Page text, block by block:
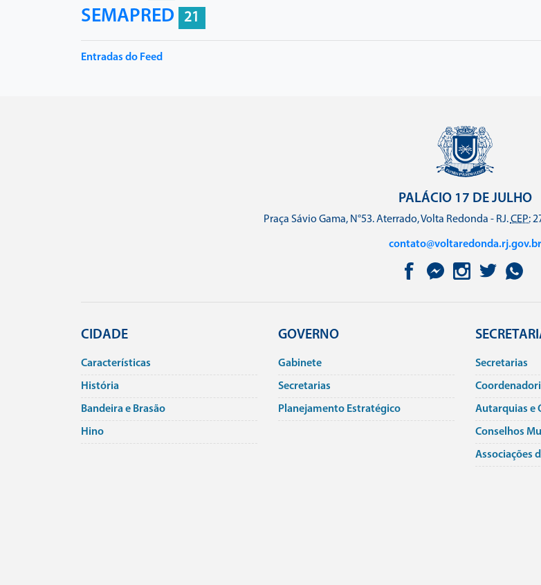
SEMAPRED 21
Entradas do Feed
PALÁCIO 17 DE JULHO
Praça Sávio Gama, N°53. Aterrado, Volta Redonda - RJ.CEP:
contato@voltaredonda.rj.gov.br
CIDADE
Caracterí­sticas
História
Bandeira e Brasão
Hino
GOVERNO
Gabinete
Secretarias
Planejamento Estratégico
Secretarias
Autarquias e
Conselhos
Associações